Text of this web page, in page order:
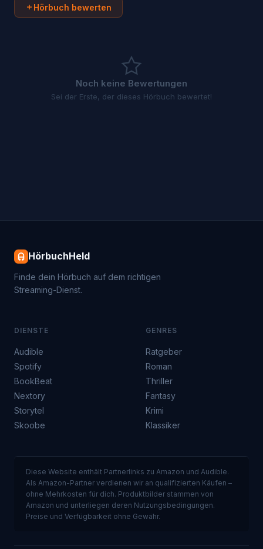
Hörbuch bewerten
Noch keine Bewertungen
Sei der Erste, der dieses Hörbuch bewertet!
HörbuchHeld
Finde dein Hörbuch auf dem richtigen
Streaming-Dienst.
DIENSTE
Audible
Spotify
BookBeat
Nextory
Storytel
Skoobe
GENRES
Ratgeber
Roman
Thriller
Fantasy
Krimi
Klassiker
Diese Website enthält Partnerlinks zu Amazon und Audible.
Als Amazon-Partner verdienen wir an qualifizierten Käufen –
ohne Mehrkosten für dich. Produktbilder stammen von
Amazon und unterliegen deren Nutzungsbedingungen.
Preise und Verfügbarkeit ohne Gewähr.